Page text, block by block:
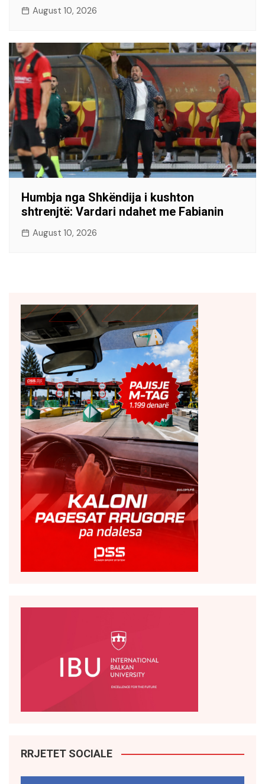
August 10, 2026
Humbja nga Shkëndija i kushton
shtrenjtë: Vardari ndahet me Fabianin
August 10, 2026
RRJETET SOCIALE